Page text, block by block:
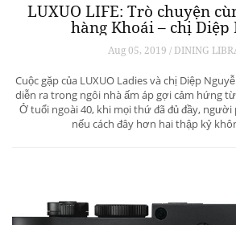
LUXUO LIFE: Trò chuyện
hàng Khoái – chị Diệp
Aug 05, 2019 / DINING
Cuộc gặp của LUXUO Ladies và chị Diệp
diễn ra trong ngôi nhà ấm áp gợi cảm hứng
Ở tuổi ngoài 40, khi mọi thứ đã đủ đầy, người
nếu cách đây hơn hai thập kỷ